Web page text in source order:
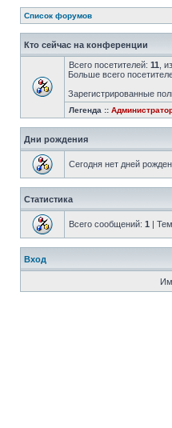
Список форумов
Кто сейчас на конференции
Всего посетителей: 11 ,
Больше всего
Зарегистрированные
Легенда ::
Дни рождения
Сегодня нет дней
Статистика
Всего сообщений: 1 |
Вход